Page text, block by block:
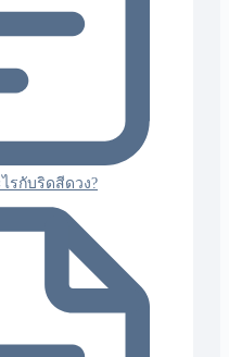
รกับริดสีดวง?